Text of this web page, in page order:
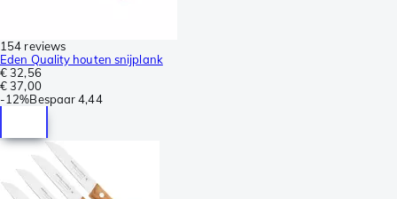
154 reviews
Eden Quality houten snijplank
€ 32,56
€ 37,00
-12%Bespaar 4,44